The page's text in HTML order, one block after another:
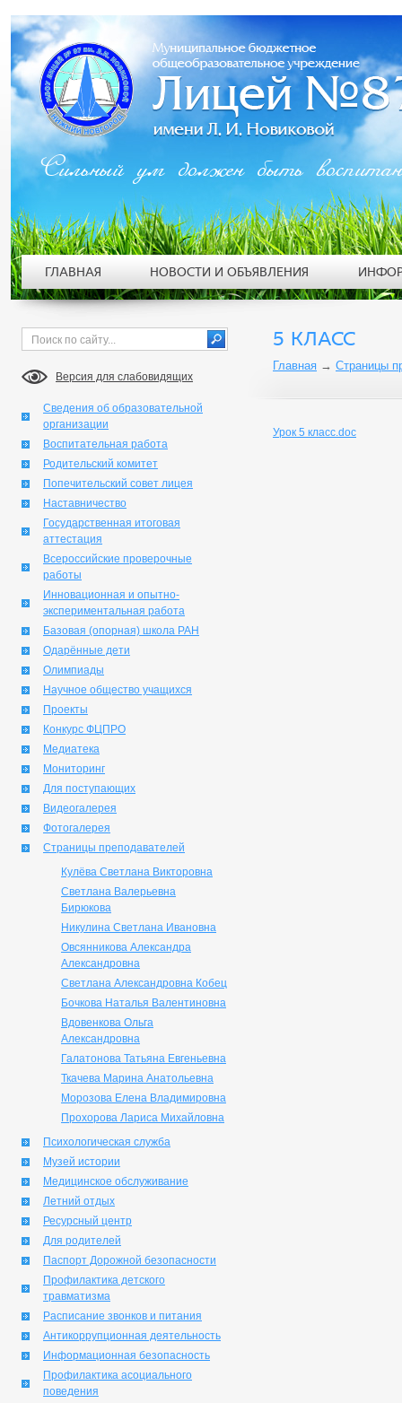
Версия для слабовидящих
Сведения об образовательной
организации
Воспитательная работа
Родительский комитет
Попечительский совет лицея
Наставничество
Государственная итоговая
аттестация
Всероссийские проверочные
работы
Инновационная и опытно-
экспериментальная работа
Базовая (опорная) школа РАН
Одарённые дети
Олимпиады
Научное общество учащихся
Проекты
Конкурс ФЦПРО
Медиатека
Мониторинг
Для поступающих
Видеогалерея
Фотогалерея
Страницы преподавателей
Кулёва Светлана Викторовна
Светлана Валерьевна
Бирюкова
Никулина Светлана Ивановна
Овсянникова Александра
Александровна
Светлана Александровна Кобец
Бочкова Наталья Валентиновна
Вдовенкова Ольга
Александровна
Галатонова Татьяна Евгеньевна
Ткачева Марина Анатольевна
Морозова Елена Владимировна
Прохорова Лариса Михайловна
Психологическая служба
Музей истории
Медицинское обслуживание
Летний отдых
Ресурсный центр
Для родителей
Паспорт Дорожной безопасности
Профилактика детского
травматизма
Расписание звонков и питания
Антикоррупционная деятельность
Информационная безопасность
Профилактика асоциального
поведения
5 КЛАСС
Главная → Страницы
Урок 5 класс.doc
Сильный ум должен быть
ГЛАВНАЯ НОВОСТИ И ОБЪЯВЛЕНИЯ